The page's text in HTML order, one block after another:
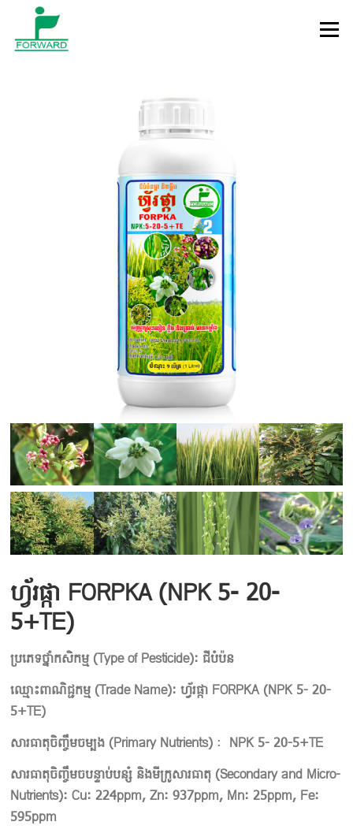
Skip to content
Menu
ហ្វ័រផ្កា FORPKA (NPK 5- 20-
5+TE)
ប្រភេទថ្នាំកសិកម្ម (Type of Pesticide): ជីបំប៉ន
ឈ្មោះពាណិជ្ជកម្ម (Trade Name): ហ្វ័រផ្កា FORPKA (NPK 5- 20-
5+TE)
សារធាតុចិញ្ចឹមចម្បង (Primary Nutrients) : NPK 5- 20-5+TE
សារធាតុចិញ្ចឹមចបន្ទាប់បន្សំ និងមីក្រូសារធាតុ (Secondary and Micro-
Nutrients): Cu: 224ppm, Zn: 937ppm, Mn: 25ppm, Fe:
595ppm